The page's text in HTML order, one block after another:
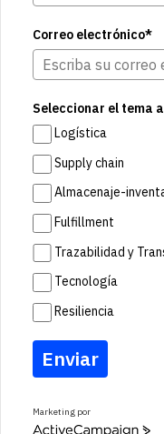
Correo electrónico*
Seleccionar el tema
Logística
Supply chain
Almacenaje-
Fulfillment
Trazabilidad y
Tecnología
Resiliencia
Enviar
Marketing por
A